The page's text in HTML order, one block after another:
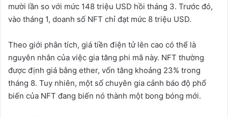
mười lần so với mức 148 triệu USD hồi tháng 3. Trước đó,
vào tháng 1, doanh số NFT chỉ đạt mức 8 triệu USD.
Theo giới phân tích, giá tiền điện tử lên cao có thể là
nguyên nhân của việc gia tăng phi mã này. NFT thường
được định giá bằng ether, vốn tăng khoảng 23% trong
tháng 8. Tuy nhiên, một số chuyên gia cảnh báo độ phổ
biến của NFT đang biến nó thành một bong bóng mới.